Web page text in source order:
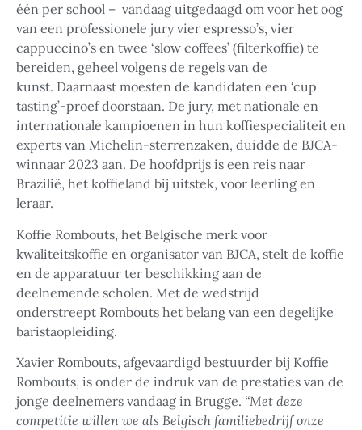
één per school – vandaag uitgedaagd om voor het oog
van een professionele jury vier espresso’s, vier
cappuccino’s en twee ‘slow coffees’ (filterkoffie) te
bereiden, geheel volgens de regels van de
kunst. Daarnaast moesten de kandidaten een ‘cup
tasting’-proef doorstaan. De jury, met nationale en
internationale kampioenen in hun koffiespecialiteit en
experts van Michelin-sterrenzaken, duidde de BJCA-
winnaar 2023 aan. De hoofdprijs is een reis naar
Brazilië, het koffieland bij uitstek, voor leerling en
leraar.
Koffie Rombouts, het Belgische merk voor
kwaliteitskoffie en organisator van BJCA, stelt de koffie
en de apparatuur ter beschikking aan de
deelnemende scholen. Met de wedstrijd
onderstreept Rombouts het belang van een degelijke
baristaopleiding.
Xavier Rombouts, afgevaardigd bestuurder bij Koffie
Rombouts, is onder de indruk van de prestaties van de
jonge deelnemers vandaag in Brugge. “Met deze
competitie willen we als Belgisch familiebedrijf onze